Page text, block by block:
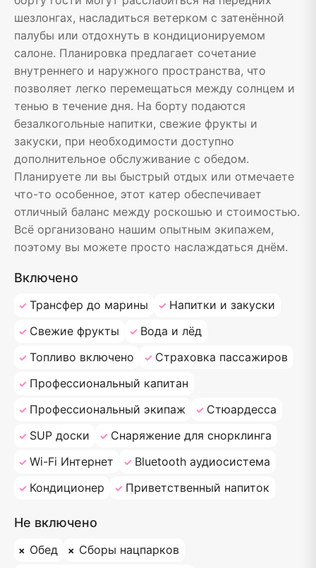
шезлонгах, насладиться ветерком с затенённой
палубы или отдохнуть в кондиционируемом
салоне. Планировка предлагает сочетание
внутреннего и наружного пространства, что
позволяет легко перемещаться между солнцем и
тенью в течение дня. На борту подаются
безалкогольные напитки, свежие фрукты и
закуски, при необходимости доступно
дополнительное обслуживание с обедом.
Планируете ли вы быстрый отдых или отмечаете
что-то особенное, этот катер обеспечивает
отличный баланс между роскошью и стоимостью.
Всё организовано нашим опытным экипажем,
поэтому вы можете просто наслаждаться днём.
Включено
Трансфер до марины
Напитки и закуски
Свежие фрукты
Вода и лёд
Топливо включено
Страховка пассажиров
Профессиональный капитан
Профессиональный экипаж
Стюардесса
SUP доски
Снаряжение для снорклинга
Wi-Fi Интернет
Bluetooth аудиосистема
Кондиционер
Приветственный напиток
Не включено
Обед
Сборы нацпарков